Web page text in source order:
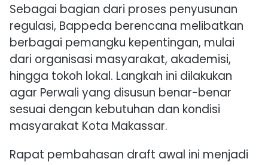
Sebagai bagian dari proses penyusunan
regulasi, Bappeda berencana melibatkan
berbagai pemangku kepentingan, mulai
dari organisasi masyarakat, akademisi,
hingga tokoh lokal. Langkah ini dilakukan
agar Perwali yang disusun benar-benar
sesuai dengan kebutuhan dan kondisi
masyarakat Kota Makassar.
Rapat pembahasan draft awal ini menjadi